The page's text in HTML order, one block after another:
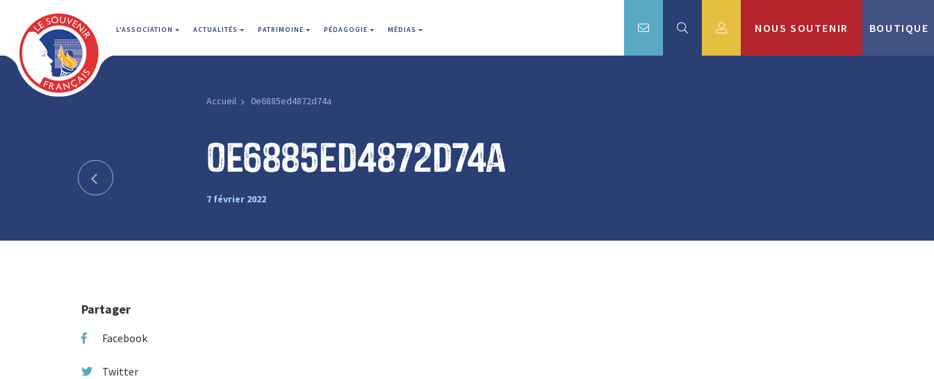
L'ASSOCIATION ACTUALITÉS PATRIMOINE PÉDAGOGIE MÉDIAS NOUS SOUTENIR BOUTIQUE
Accueil 0e6885ed4872d74a
0e6885ed4872d74a
7 février 2022
Partager
Facebook
Twitter